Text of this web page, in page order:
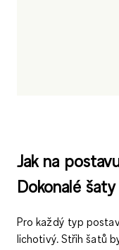
Jak na
Dokonalé
Pro každý typ
lichotivý. Střih šatů